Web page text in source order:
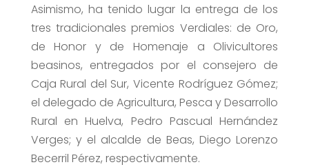
Asimismo, ha tenido lugar la entrega de los
tres tradicionales premios Verdiales: de Oro,
de Honor y de Homenaje a Olivicultores
beasinos, entregados por el consejero de
Caja Rural del Sur, Vicente Rodríguez Gómez;
el delegado de Agricultura, Pesca y Desarrollo
Rural en Huelva, Pedro Pascual Hernández
Verges; y el alcalde de Beas, Diego Lorenzo
Becerril Pérez, respectivamente.